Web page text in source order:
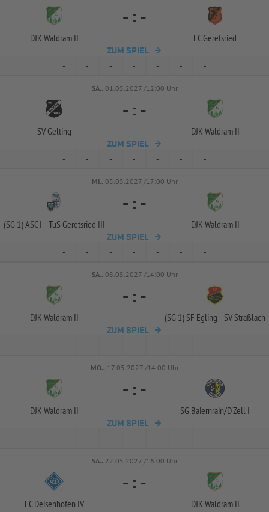
DJK Waldram II
- : -
FC Geretsried
ZUM SPIEL
- - - - - - -
SA.. 01.05.2027 /12:00 Uhr
SV Gelting
- : -
DJK Waldram II
ZUM SPIEL
- - - - - - -
MI.. 05.05.2027 /17:00 Uhr
(SG 1) ASC I - TuS Geretsried III
- : -
DJK Waldram II
ZUM SPIEL
- - - - - - -
SA.. 08.05.2027 /14:00 Uhr
DJK Waldram II
- : -
(SG 1) SF Egling - SV Straßlach
ZUM SPIEL
- - - - - - -
MO.. 17.05.2027 /14:00 Uhr
DJK Waldram II
- : -
SG Baiernrain/D'Zell I
ZUM SPIEL
- - - - - - -
SA.. 22.05.2027 /16:00 Uhr
FC Deisenhofen IV
- : -
DJK Waldram II